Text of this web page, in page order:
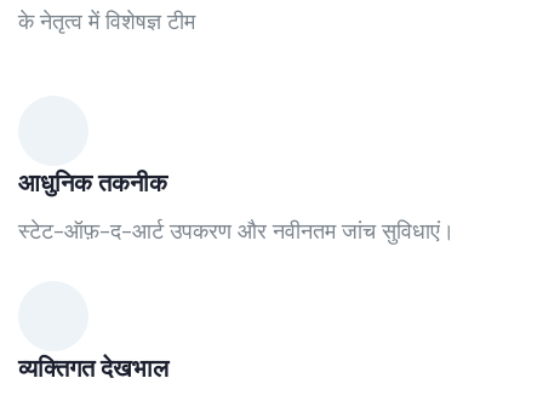
के नेतृत्व में विशेषज्ञ टीम
आधुनिक तकनीक
स्टेट-ऑफ़-द-आर्ट उपकरण और नवीनतम जांच सुविधाएं।
व्यक्तिगत देखभाल